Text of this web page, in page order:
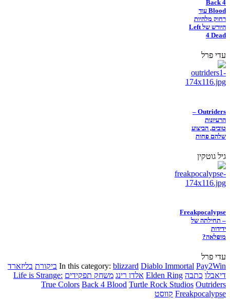
Back 4
Blood עוד
רחוק מלהיות
היורש של Left
4 Dead
עדי פרל
Outriders –
הרעיונות
טובים, הביצוע
שלהם פחות
גיל גוטקין
Freakpocalypse
– תחילתה של
ידידות
מופלאה?
עדי פרל
In this category: blizzard Diablo Immortal Pay2Win ביקורת בליזארד
דיאבלו כתבה Elden Ring אלדן רינג משחק תפקידים Life is Strange:
True Colors Back 4 Blood Turtle Rock Studios Outriders
Freakpocalypse קווסט